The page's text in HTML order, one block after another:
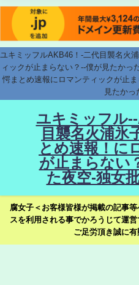
ユキミッフルAKB46！-二代目襲名火
ィックが止まらない？--僕が見たかっ
愕まとめ速報にロマンティックが止
見たかっ
ユキミッフル
目襲名火浦氷
とめ速報！に
が止まらない
た夜空-独女
腐女子＜お客様皆様が掲載の記事
スを利用される事でかろうじて運
ご足労頂き誠に有